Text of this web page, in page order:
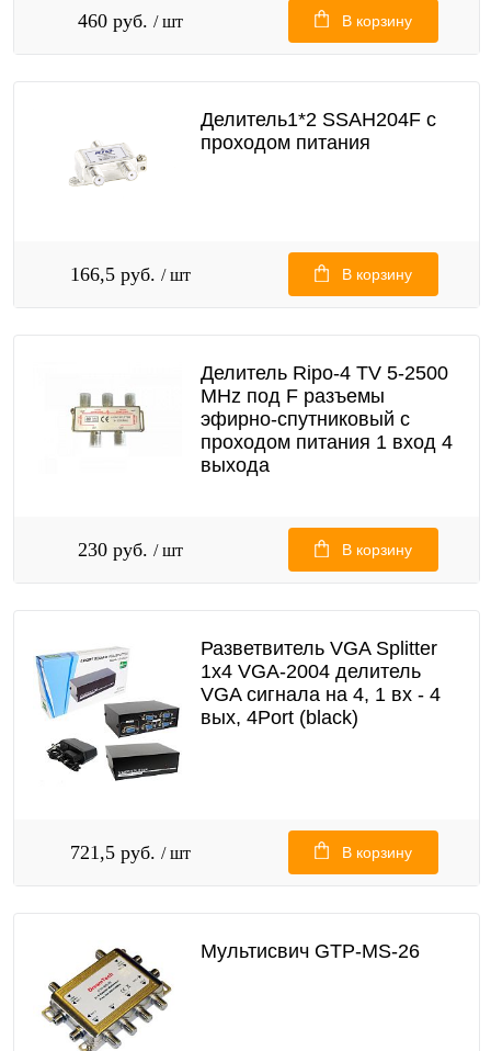
460 руб. / шт В корзину
Делитель1*2 SSAH204F с
проходом питания
166,5 руб. / шт В корзину
Делитель Ripo-4 TV 5-2500
MHz под F разъемы
эфирно-спутниковый с
проходом питания 1 вход 4
выхода
230 руб. / шт В корзину
Разветвитель VGA Splitter
1x4 VGA-2004 делитель
VGA сигнала на 4, 1 вх - 4
вых, 4Port (black)
721,5 руб. / шт В корзину
Мультисвич GTP-MS-26